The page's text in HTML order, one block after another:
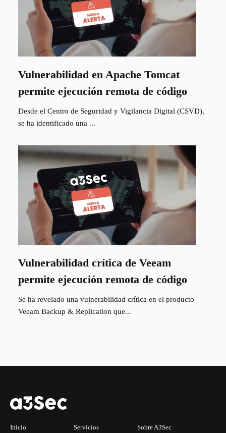
Vulnerabilidad en Apache Tomcat
permite ejecución remota de código
Desde el Centro de Seguridad y Vigilancia Digital (CSVD),
se ha identificado una ...
Vulnerabilidad crítica de Veeam
permite ejecución remota de código
Se ha revelado una vulnerabilidad crítica en el producto
Veeam Backup & Replication que...
Inicio Servicios Sobre A3Sec